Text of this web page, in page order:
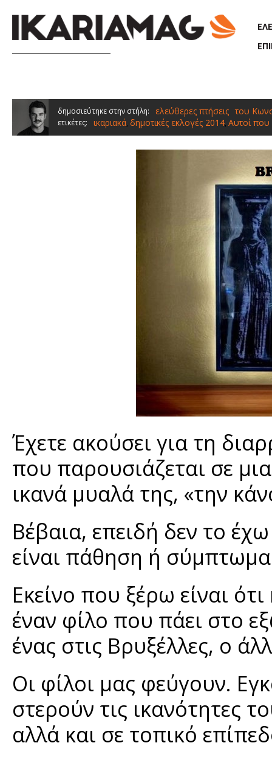
δημοσιεύτηκε στην στήλη: ελεύθερες πτήσεις του
ετικέτες: ικαριακά, δημοτικές εκλογές 2014, Αυτοί
Έχετε ακούσει για τη
που παρουσιάζεται σε
ικανά μυαλά της, «την
Βέβαια, επειδή δεν το
είναι πάθηση ή
Εκείνο που ξέρω είναι
έναν φίλο που πάει στο
ένας στις Βρυξέλλες, ο
Οι φίλοι μας φεύγουν.
στερούν τις ικανότητες
αλλά και σε τοπικό